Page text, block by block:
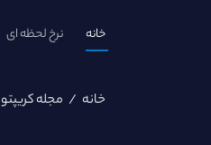
خانه نرخ لحظه ای
خانه / مجله کریپتو